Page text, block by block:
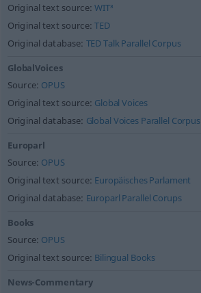
Original text source:WIT³
Original text source:TED
Original database: TED Talk Parallel Corpus
GlobalVoices
Source: OPUS
Original text source: Global Voices
Original database: Global Voices Parallel Corpus
Europarl
Source: OPUS
Original text source: Europäisches Parlament
Original database: Europarl Parallel Corups
Books
Source: OPUS
Original text source: Bilingual Books
News-Commentary